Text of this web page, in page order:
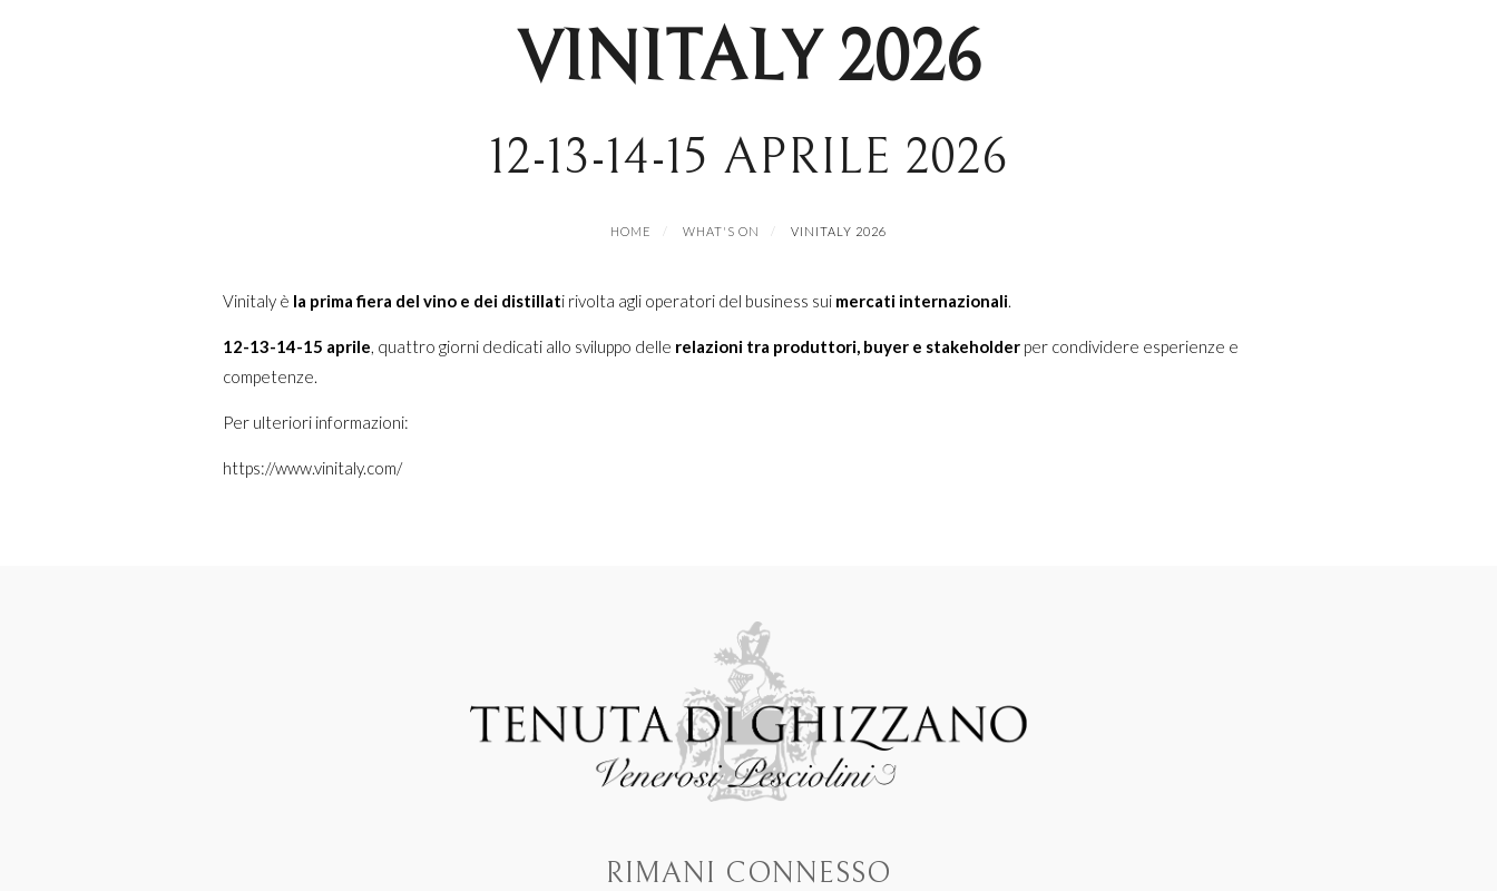
VINITALY 2026
12-13-14-15 APRILE 2026
HOME WHAT'S ON VINITALY 2026
Vinitaly è la prima fiera del vino e dei distillati rivolta agli operatori del business sui mercati internazionali.
12-13-14-15 aprile, quattro giorni dedicati allo sviluppo delle relazioni tra produttori, buyer e stakeholderper condividere esperienze e
competenze.
Per ulteriori informazioni:
https://www.vinitaly.com/
RIMANI CONNESSO